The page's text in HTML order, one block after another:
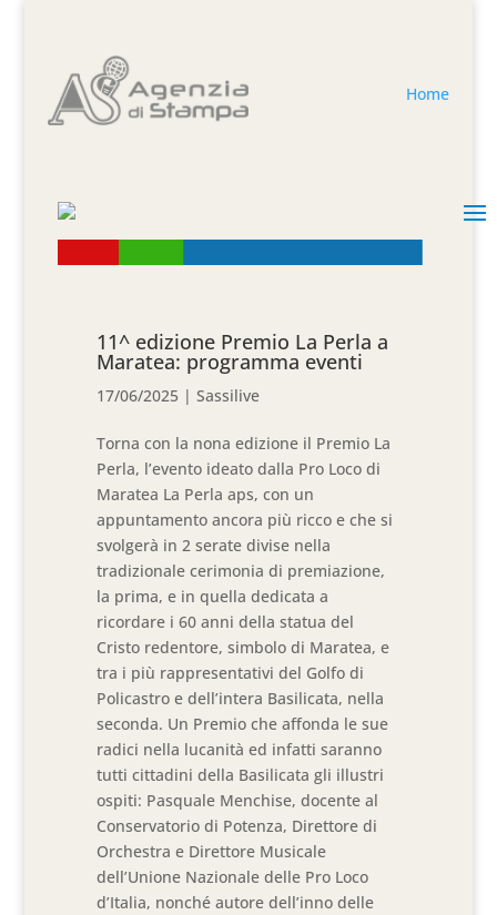
Home
11^ edizione Premio La Perla a
Maratea: programma eventi
17/06/2025 |Sassilive
Torna con la nona edizione il Premio La
Perla, l’evento ideato dalla Pro Loco di
Maratea La Perla aps, con un
appuntamento ancora più ricco e che si
svolgerà in 2 serate divise nella
tradizionale cerimonia di premiazione,
la prima, e in quella dedicata a
ricordare i 60 anni della statua del
Cristo redentore, simbolo di Maratea, e
tra i più rappresentativi del Golfo di
Policastro e dell’intera Basilicata, nella
seconda. Un Premio che affonda le sue
radici nella lucanità ed infatti saranno
tutti cittadini della Basilicata gli illustri
ospiti: Pasquale Menchise, docente al
Conservatorio di Potenza, Direttore di
Orchestra e Direttore Musicale
dell’Unione Nazionale delle Pro Loco
d’Italia, nonché autore dell’inno delle